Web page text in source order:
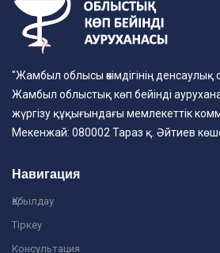
"Жамбыл облысы әкімдігінің
Жамбыл облыстық көп бейінді
жүргізу құқығындағы мемлекеттік
Мекенжай: 080002 Тараз қ. Әйтиев
Навигация
Қабылдау
Тіркеу
Консультация